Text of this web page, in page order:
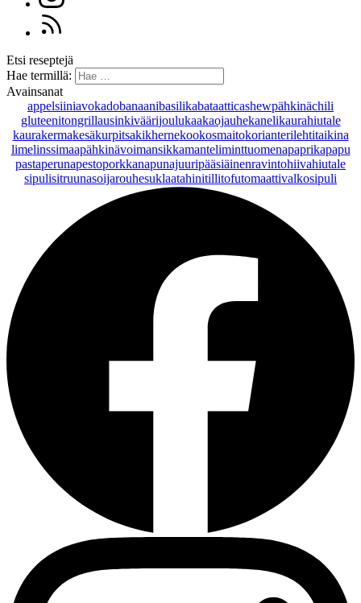
Etsi reseptejä
Hae termillä:
Avainsanat
appelsiiniavokadobanaanibasilikabataatticashewpähkinächili
gluteenitongrillausinkiväärijoulukaakaojauhekanelikaurahiutale
kaurakermakesäkurpitsakikhernekookosmaitokorianterilehtitaikina
limelinssimaapähkinävoimansikkamanteliminttuomenapaprikapapu
pastaperunapestoporkkanapunajuuripääsiäinenravintohiivahiutale
sipulisitruunasoijarouhesuklaatahinitillitofutomaattivalkosipuli